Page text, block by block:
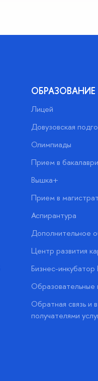
ОБРАЗОВАНИЕ
Лицей
Довузовская
Олимпиады
Прием в
Вышка+
Прием в
Аспирантура
Дополнительное
Центр развития
Бизнес-
Образовательные
Обратная связь и
получателями